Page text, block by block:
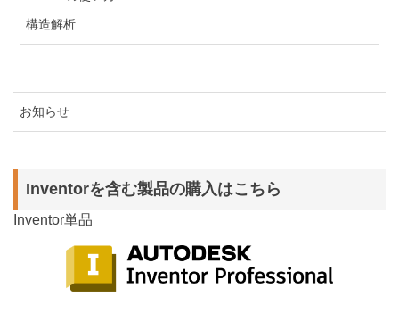
構造解析
お知らせ
Inventorを含む製品の購入はこちら
Inventor単品